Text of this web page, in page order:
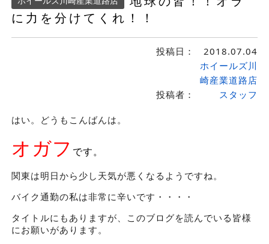
に力を分けてくれ！！
投稿日： 2018.07.04
投稿者：
ホイールズ川
崎産業道路店
スタッフ
はい。どうもこんばんは。
オガフ です。
関東は明日から少し天気が悪くなるようですね。
バイク通勤の私は非常に辛いです・・・・
タイトルにもありますが、このブログを読んでいる皆様
にお願いがあります。